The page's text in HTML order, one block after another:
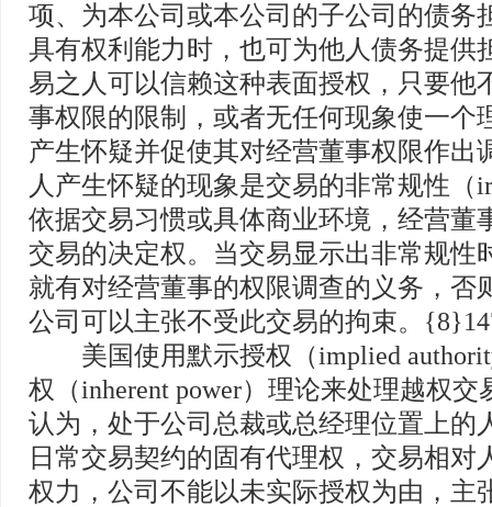
项、为本公司或本公司的子公司的债务
具有权利能力时，也可为他人债务提供
易之人可以信赖这种表面授权，只要他
事权限的限制，或者无任何现象使一个
产生怀疑并促使其对经营董事权限作出
人产生怀疑的现象是交易的非常规性（
依据交易习惯或具体商业环境，经营董
交易的决定权。当交易显示出非常规性
就有对经营董事的权限调查的义务，否
公司可以主张不受此交易的拘束。
美国使用默示授权（implied
权（inherent power）理论来处理越权
认为，处于公司总裁或总经理位置上的
日常交易契约的固有代理权，交易相对
权力，公司不能以未实际授权为由，主